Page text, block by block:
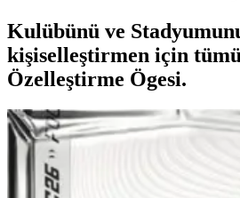
Kulübünü ve
kişiselleştirmen için
Özelleştirme Ögesi.